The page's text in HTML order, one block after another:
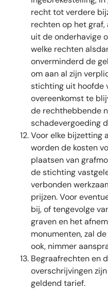
recht tot verdere
rechten op het
uit de onderhavige
welke rechten
onverminderd de
om aan al zijn
stichting uit hoofde
overeenkomst te
de rechthebbende
schadevergoeding
Voor elke bijzetting
worden de kosten
plaatsen van
de stichting
verbonden
prijzen. Voor
bij, of tengevolge
graven en het
monumenten, zal
ook, nimmer
Begraafrechten en
overschrijvingen
geldend tarief.